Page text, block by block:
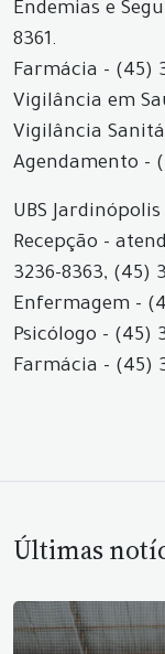
Endemias e
8361.
Farmácia - (45)
Vigilância em
Vigilância
Agendamento -
UBS
Recepção -
3236-8363, (45)
Enfermagem -
Psicólogo - (45)
Farmácia - (45)
Últimas